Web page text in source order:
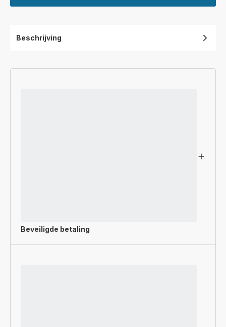
Beschrijving
Beveiligde betaling